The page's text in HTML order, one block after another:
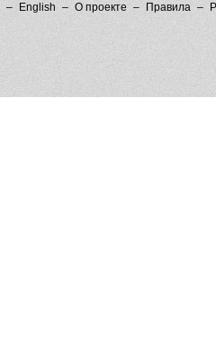
English О проекте Правила